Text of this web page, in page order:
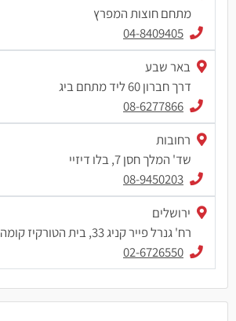
מתחם חוצות המפרץ
04-8409405
באר שבע
דרך חברון 60 ליד מתחם ביג
08-6277866
רחובות
שד' המלך חסן 7, בלו דיזיי
08-9450203
ירושלים
רח' גנרל פייר קניג 33, בית הטורקיז קומה ב'
02-6726550